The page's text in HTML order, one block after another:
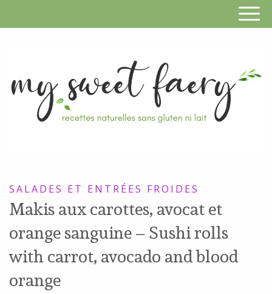
SANS
GLUTEN,
SANS
LAIT,
SOJA,
SANS
SALADES ET ENTRÉES FROIDES
Makis aux carottes, avocat et
orange sanguine – Sushi rolls
with carrot, avocado and blood
orange